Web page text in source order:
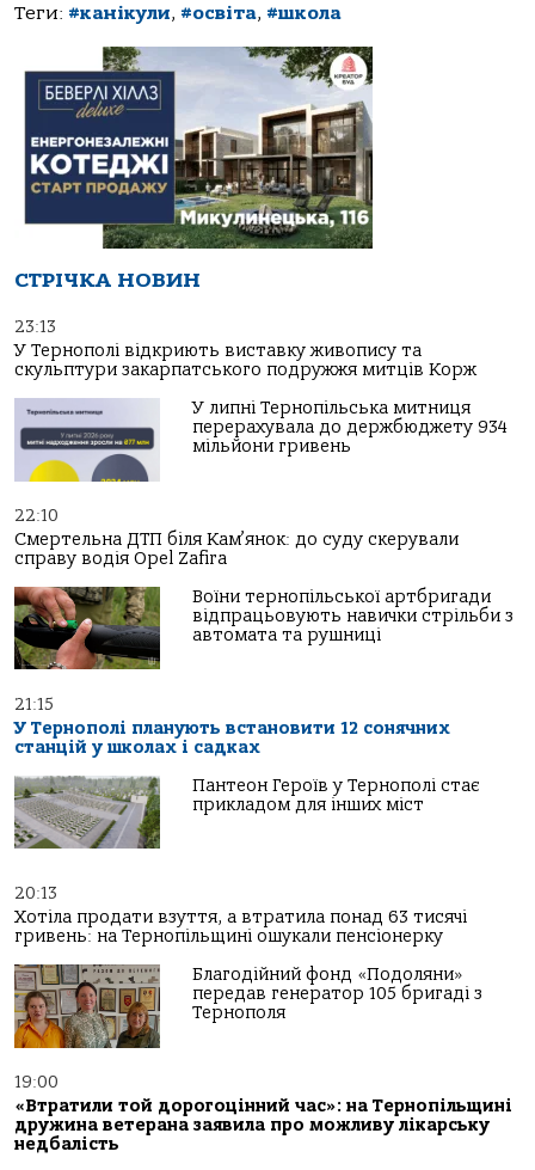
Теги: #канікули, #освіта, #школа
СТРІЧКА НОВИН
23:13
У Тернополі відкриють виставку живопису та
скульптури закарпатського подружжя митців Корж
У липні Тернопільська митниця
перерахувала до держбюджету 934
мільйони гривень
22:10
Смертельна ДТП біля Кам’янок: до суду скерували
справу водія Opel Zafira
Воїни тернопільської артбригади
відпрацьовують навички стрільби з
автомата та рушниці
21:15
У Тернополі планують встановити 12 сонячних
станцій у школах і садках
Пантеон Героїв у Тернополі стає
прикладом для інших міст
20:13
Хотіла продати взуття, а втратила понад 63 тисячі
гривень: на Тернопільщині ошукали пенсіонерку
Благодійний фонд «Подоляни»
передав генератор 105 бригаді з
Тернополя
19:00
«Втратили той дорогоцінний час»: на Тернопільщині
дружина ветерана заявила про можливу лікарську
недбалість